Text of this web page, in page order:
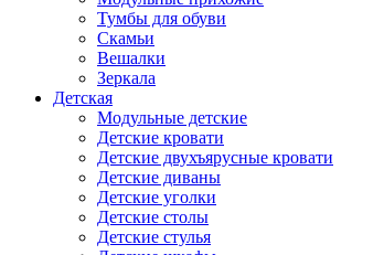
Тумбы для обуви
Скамьи
Вешалки
Зеркала
Детская
Модульные детские
Детские кровати
Детские двухъярусные кровати
Детские диваны
Детские уголки
Детские столы
Детские стулья